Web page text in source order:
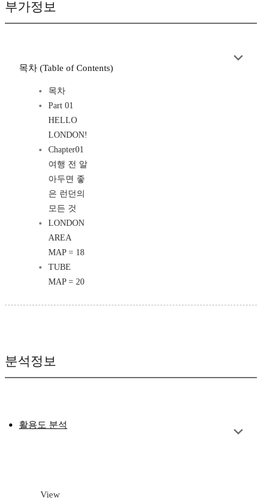
부가정보
목차 (Table of Contents)
목차
Part 01
HELLO
LONDON!
Chapter01
여행 전 알
아두면 좋
은 런던의
모든 것
LONDON
AREA
MAP = 18
TUBE
MAP = 20
분석정보
활용도 분석
View